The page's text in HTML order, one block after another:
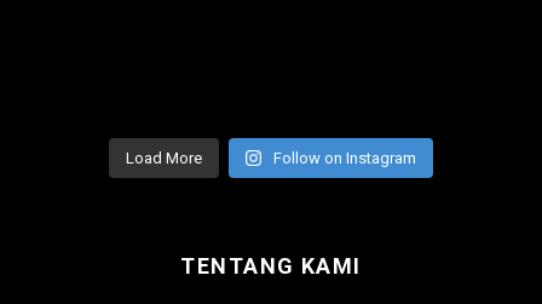
Load More Follow on Instagram
TENTANG KAMI